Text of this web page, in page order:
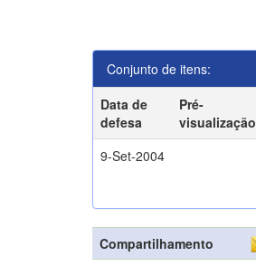
Conjunto de itens:
Data de
defesa
Pré-
visualização
9-Set-2004
Compartilhamento